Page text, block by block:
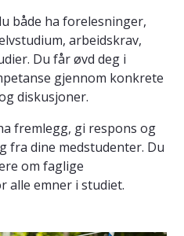
både ha forelesninger,
arbeidskrav,
Du får øvd deg i
gjennom konkrete
diskusjoner.
fremlegg, gi respons og
fra dine medstudenter. Du
om faglige
alle emner i studiet.